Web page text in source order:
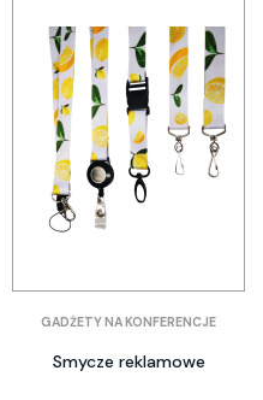
GADŻETY NA KONFERENCJE
Smycze reklamowe